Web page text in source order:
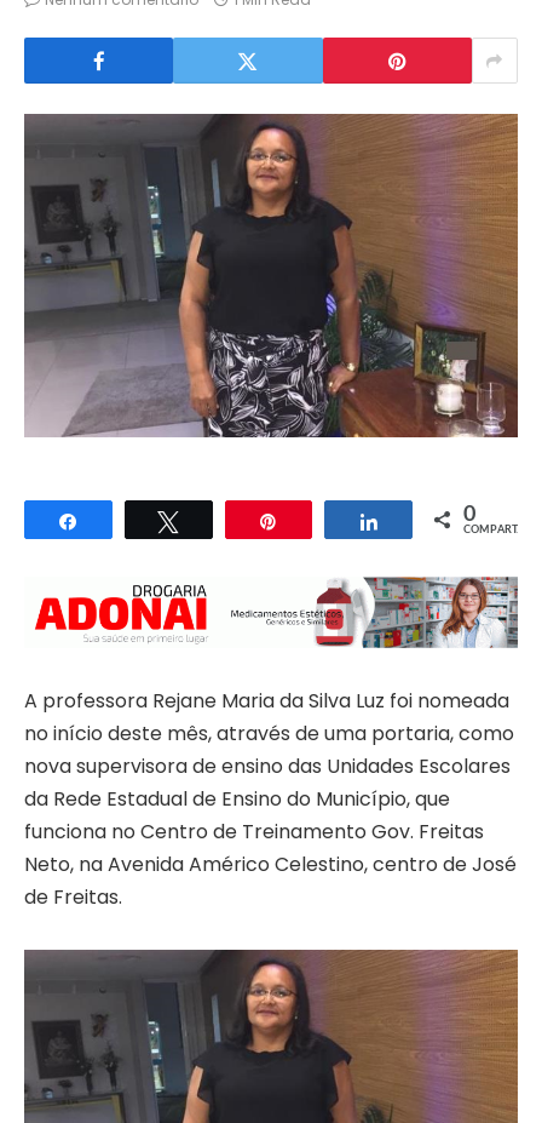
Compartilhar Compartilhar
0
COMPART.
A professora Rejane Maria da Silva Luz foi nomeada
no início deste mês, através de uma portaria, como
nova supervisora de ensino das Unidades Escolares
da Rede Estadual de Ensino do Município, que
funciona no Centro de Treinamento Gov. Freitas
Neto, na Avenida Américo Celestino, centro de José
de Freitas.